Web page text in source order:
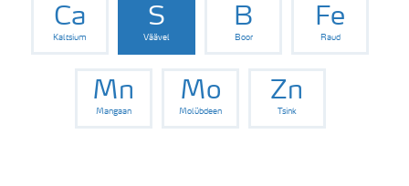
Väetamisprogrammid
Ca
Kaltsium
S
Väävel
B
Boor
Fe
Raud
Mn
Mangaan
Mo
Molübdeen
Zn
Tsink